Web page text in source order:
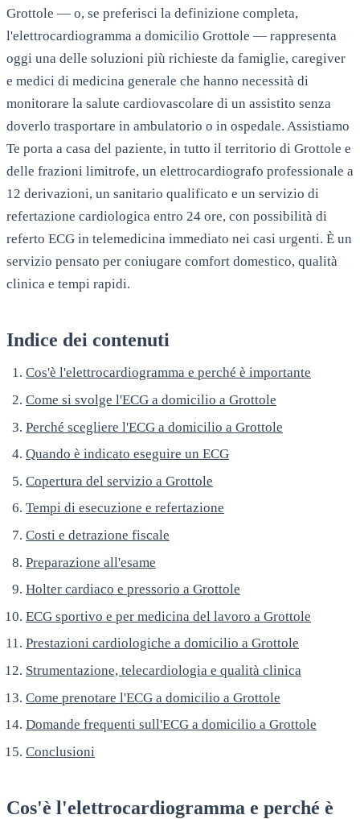
Grottole — o, se preferisci la definizione completa,
l'elettrocardiogramma a domicilio Grottole — rappresenta
oggi una delle soluzioni più richieste da famiglie, caregiver
e medici di medicina generale che hanno necessità di
monitorare la salute cardiovascolare di un assistito senza
doverlo trasportare in ambulatorio o in ospedale. Assistiamo
Te porta a casa del paziente, in tutto il territorio di Grottole e
delle frazioni limitrofe, un elettrocardiografo professionale a
12 derivazioni, un sanitario qualificato e un servizio di
refertazione cardiologica entro 24 ore, con possibilità di
referto ECG in telemedicina immediato nei casi urgenti. È un
servizio pensato per coniugare comfort domestico, qualità
clinica e tempi rapidi.
Indice dei contenuti
Cos'è l'elettrocardiogramma e perché è importante
Come si svolge l'ECG a domicilio a Grottole
Perché scegliere l'ECG a domicilio a Grottole
Quando è indicato eseguire un ECG
Copertura del servizio a Grottole
Tempi di esecuzione e refertazione
Costi e detrazione fiscale
Preparazione all'esame
Holter cardiaco e pressorio a Grottole
ECG sportivo e per medicina del lavoro a Grottole
Prestazioni cardiologiche a domicilio a Grottole
Strumentazione, telecardiologia e qualità clinica
Come prenotare l'ECG a domicilio a Grottole
Domande frequenti sull'ECG a domicilio a Grottole
Conclusioni
Cos'è l'elettrocardiogramma e perché è